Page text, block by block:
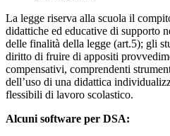
La legge riserva alla scuola il
didattiche ed educative di supporto
delle finalità della legge (art.5); gli
diritto di fruire di appositi
compensativi, comprendenti
dell’uso di una didattica
flessibili di lavoro scolastico.
Alcuni software per DSA: